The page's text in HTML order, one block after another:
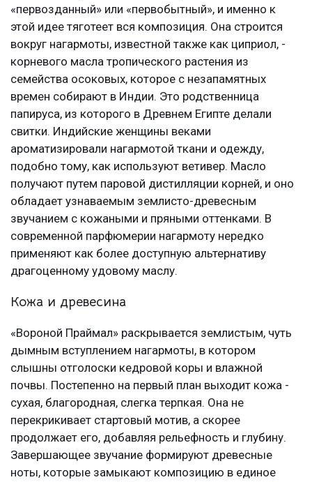
«первозданный» или «первобытный», и именно к
этой идее тяготеет вся композиция. Она строится
вокруг нагармоты, известной также как циприол, -
корневого масла тропического растения из
семейства осоковых, которое с незапамятных
времен собирают в Индии. Это родственница
папируса, из которого в Древнем Египте делали
свитки. Индийские женщины веками
ароматизировали нагармотой ткани и одежду,
подобно тому, как используют ветивер. Масло
получают путем паровой дистилляции корней, и оно
обладает узнаваемым землисто-древесным
звучанием с кожаными и пряными оттенками. В
современной парфюмерии нагармоту нередко
применяют как более доступную альтернативу
драгоценному удовому маслу.
Кожа и древесина
«Вороной Праймал» раскрывается землистым, чуть
дымным вступлением нагармоты, в котором
слышны отголоски кедровой коры и влажной
почвы. Постепенно на первый план выходит кожа -
сухая, благородная, слегка терпкая. Она не
перекрикивает стартовый мотив, а скорее
продолжает его, добавляя рельефность и глубину.
Завершающее звучание формируют древесные
ноты, которые замыкают композицию в единое